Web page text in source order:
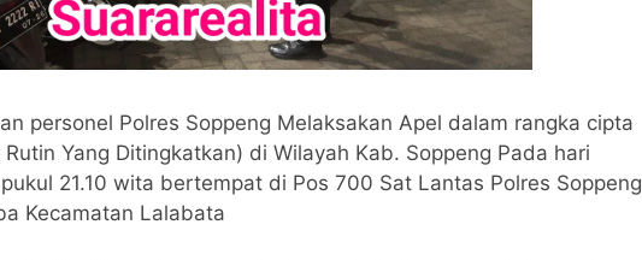
personel Polres Soppeng Melaksakan Apel dalam rangka cipta
Yang Ditingkatkan) di Wilayah Kab. Soppeng Pada hari
21.10 wita bertempat di Pos 700 Sat Lantas Polres Soppeng
Kecamatan Lalabata